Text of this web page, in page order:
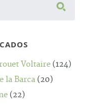
Voltaire (124)
la Barca (20)
(22)